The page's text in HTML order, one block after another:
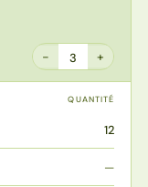
− 3 +
QUANTITÉ
12
—